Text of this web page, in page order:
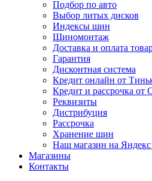
Подбор по авто
Выбор литых дисков
Индексы шин
Шиномонтаж
Доставка и оплата
Гарантия
Дисконтная система
Кредит онлайн от
Кредит и рассрочка от
Реквизиты
Дистрибуция
Рассрочка
Хранение шин
Наш магазин на
Магазины
Контакты